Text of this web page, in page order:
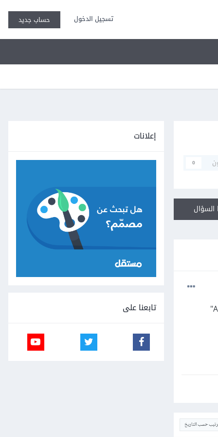
تسجيل الدخول حساب جديد
0
حسب التاريخ
إعلانات
تابعنا على